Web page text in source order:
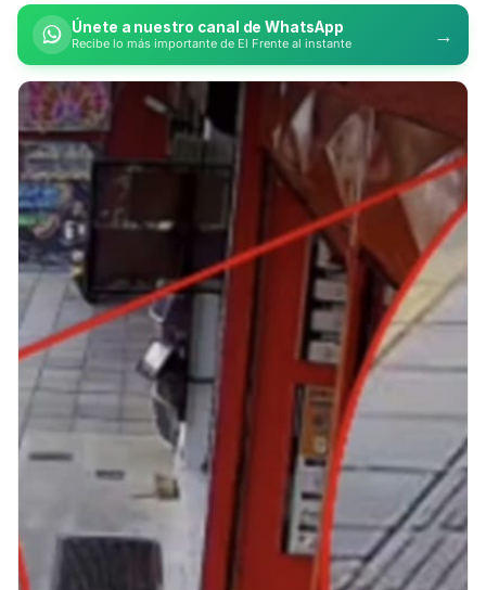
Únete a nuestro canal de WhatsApp
Recibe lo más importante de El Frente al instante →